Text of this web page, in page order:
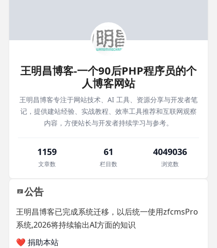
王明昌博客-一个90后PHP程序员的个
人博客网站
王明昌博客专注于网站技术、AI 工具、资源分享与开发者笔
记，提供建站经验、实战教程、效率工具推荐和互联网观察
内容，方便站长与开发者持续学习与参考。
1159
文章数
61
栏目数
4049036
浏览数
公告
王明昌博客已完成系统迁移，以后统一使用zfcmsPro
系统,2026将持续输出AI方面的知识
❤️ 捐助本站